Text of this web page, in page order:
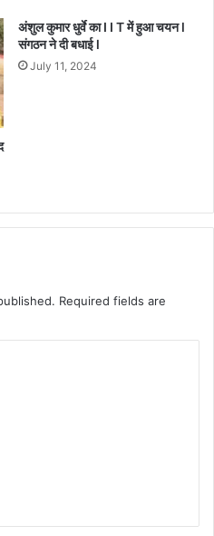
अंशुल कुमार धुर्वे का I I T में हुआ चयन l
संगठन ने दी बधाई l
July 11, 2024
Required fields are